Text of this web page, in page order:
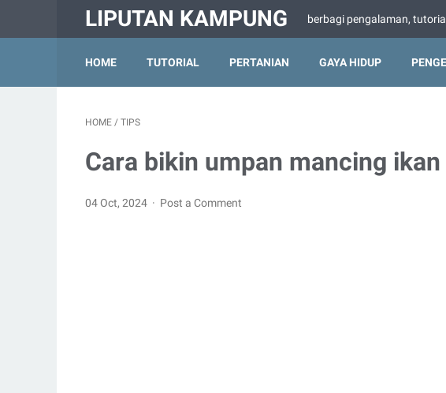
LIPUTAN KAMPUNG berbagi pengalaman,
HOME TUTORIAL PERTANIAN GAYA HIDUP
HOME / TIPS
Cara bikin umpan mancing
04 Oct, 2024 Post a Comment